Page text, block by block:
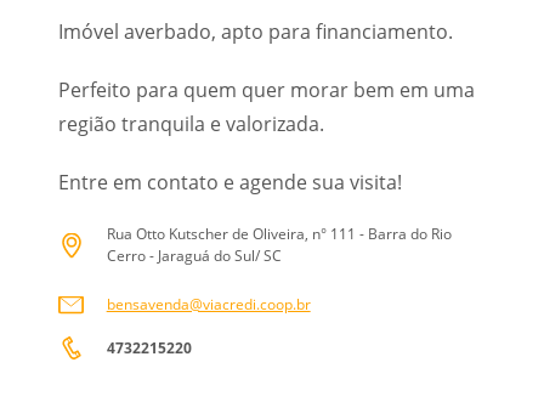
Imóvel averbado, apto para financiamento.
Perfeito para quem quer morar bem em uma
região tranquila e valorizada.
Entre em contato e agende sua visita!
Rua Otto Kutscher de Oliveira, n° 111 - Barra do Rio
Cerro - Jaraguá do Sul/ SC
bensavenda@viacredi.coop.br
4732215220